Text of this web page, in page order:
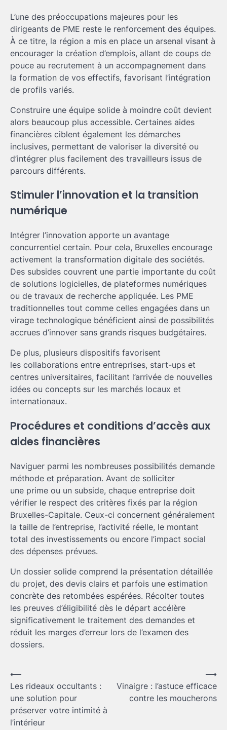
L’une des préoccupations majeures pour les
dirigeants de PME reste le renforcement des équipes.
À ce titre, la région a mis en place un arsenal visant à
encourager la création d’emplois, allant de coups de
pouce au recrutement à un accompagnement dans
la formation de vos effectifs, favorisant l’intégration
de profils variés.
Construire une équipe solide à moindre coût devient
alors beaucoup plus accessible. Certaines aides
financières ciblent également les démarches
inclusives, permettant de valoriser la diversité ou
d’intégrer plus facilement des travailleurs issus de
parcours différents.
Stimuler l’innovation et la transition
numérique
Intégrer l’innovation apporte un avantage
concurrentiel certain. Pour cela, Bruxelles encourage
activement la transformation digitale des sociétés.
Des subsides couvrent une partie importante du coût
de solutions logicielles, de plateformes numériques
ou de travaux de recherche appliquée. Les PME
traditionnelles tout comme celles engagées dans un
virage technologique bénéficient ainsi de possibilités
accrues d’innover sans grands risques budgétaires.
De plus, plusieurs dispositifs favorisent
les collaborations entre entreprises, start-ups et
centres universitaires, facilitant l’arrivée de nouvelles
idées ou concepts sur les marchés locaux et
internationaux.
Procédures et conditions d’accès aux
aides financières
Naviguer parmi les nombreuses possibilités demande
méthode et préparation. Avant de solliciter
une prime ou un subside, chaque entreprise doit
vérifier le respect des critères fixés par la région
Bruxelles-Capitale. Ceux-ci concernent généralement
la taille de l’entreprise, l’activité réelle, le montant
total des investissements ou encore l’impact social
des dépenses prévues.
Un dossier solide comprend la présentation détaillée
du projet, des devis clairs et parfois une estimation
concrète des retombées espérées. Récolter toutes
les preuves d’éligibilité dès le départ accélère
significativement le traitement des demandes et
réduit les marges d’erreur lors de l’examen des
dossiers.
Navigation
de
l’article
⟵
Les rideaux occultants :
une solution pour
préserver votre intimité à
l’intérieur
Vinaigre : l’astuce efficace
contre les moucherons
⟶